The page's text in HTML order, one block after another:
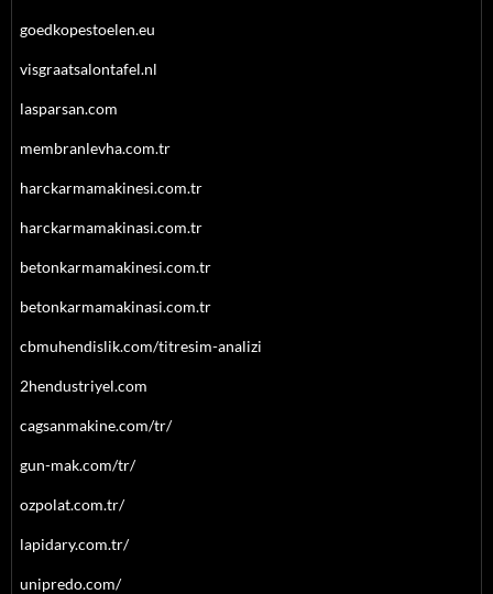
goedkopestoelen.eu
visgraatsalontafel.nl
lasparsan.com
membranlevha.com.tr
harckarmamakinesi.com.tr
harckarmamakinasi.com.tr
betonkarmamakinesi.com.tr
betonkarmamakinasi.com.tr
cbmuhendislik.com/titresim-analizi
2hendustriyel.com
cagsanmakine.com/tr/
gun-mak.com/tr/
ozpolat.com.tr/
lapidary.com.tr/
unipredo.com/